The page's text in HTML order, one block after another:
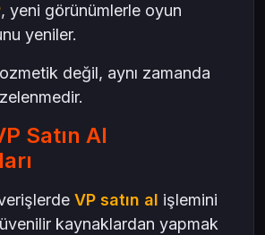
, yeni görünümlerle oyun
yeniler.
değil, aynı zamanda
Satın Al
VP satın al işlemini
kaynaklardan yapmak